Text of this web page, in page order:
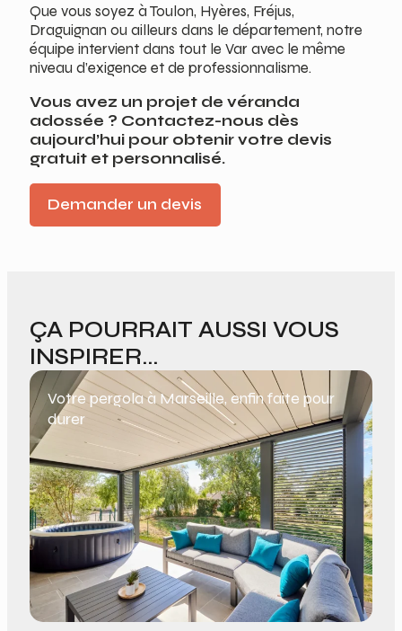
Que vous soyez à Toulon, Hyères, Fréjus,
Draguignan ou ailleurs dans le département, notre
équipe intervient dans tout le Var avec le même
niveau d’exigence et de professionnalisme.
Vous avez un projet de véranda
adossée ? Contactez-nous dès
aujourd’hui pour obtenir votre devis
gratuit et personnalisé.
Demander un devis
ÇA POURRAIT AUSSI VOUS
INSPIRER...
Votre pergola à Marseille, enfin faite pour
durer